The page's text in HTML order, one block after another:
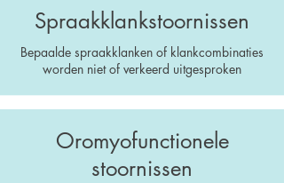
Spraakklankstoornissen
Bepaalde spraakklanken of klankcombinaties
worden niet of verkeerd uitgesproken
Oromyofunctionele
stoornissen